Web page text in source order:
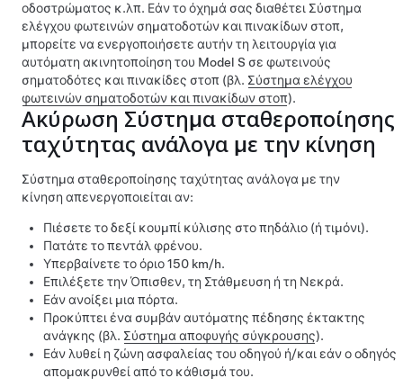
οδοστρώματος κ.λπ. Εάν το όχημά σας διαθέτει Σύστημα
ελέγχου φωτεινών σηματοδοτών και πινακίδων στοπ,
μπορείτε να ενεργοποιήσετε αυτήν τη λειτουργία για
αυτόματη ακινητοποίηση του Model S σε φωτεινούς
σηματοδότες και πινακίδες στοπ (βλ. Σύστημα ελέγχου
φωτεινών σηματοδοτών και πινακίδων στοπ).
Ακύρωση Σύστημα σταθεροποίησης
ταχύτητας ανάλογα με την κίνηση
Σύστημα σταθεροποίησης ταχύτητας ανάλογα με την
κίνηση απενεργοποιείται αν:
Πιέσετε το δεξί κουμπί κύλισης στοπηδάλιο (ή τιμόνι).
Πατάτε το πεντάλ φρένου.
Υπερβαίνετε το όριο150 km/h.
Επιλέξετε την Όπισθεν, τη Στάθμευση ή τη Νεκρά.
Εάν ανοίξει μια πόρτα.
Προκύπτει ένα συμβάν αυτόματης πέδησης έκτακτης
ανάγκης (βλ. Σύστημα αποφυγής σύγκρουσης).
Εάν λυθεί η ζώνη ασφαλείας του οδηγού ή/και εάν ο οδηγός
απομακρυνθεί από το κάθισμά του.